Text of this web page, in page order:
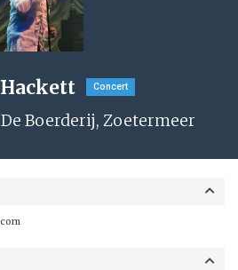
Concert
Boerderij, Zoetermeer